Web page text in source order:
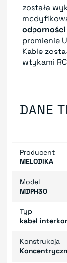
została
odporności
promienie
Kable
wtykami
DANE
Producent
MELODIKA
Model
MDPH30
Typ
kabel
Konstrukcja